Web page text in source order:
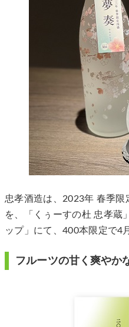
忠孝酒造は、2023年 春季限
を、「くぅーすの杜 忠孝蔵
ップ」にて、400本限定で4
フルーツの甘く爽やか